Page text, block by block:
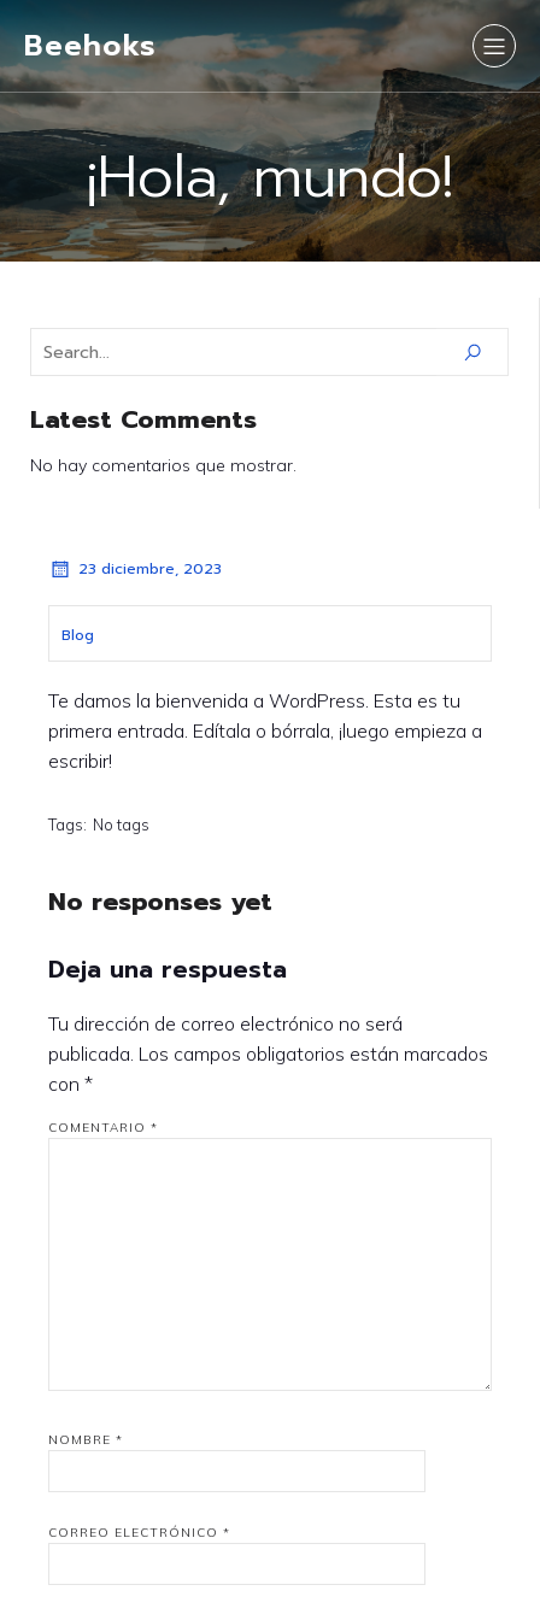
Beehoks
¡Hola, mundo!
Latest Comments
No hay comentarios que mostrar.
23 diciembre, 2023
Blog
Te damos la bienvenida a WordPress. Esta es tu
primera entrada. Edítala o bórrala, ¡luego empieza a
escribir!
Tags: No tags
No responses yet
Deja una respuesta
Tu dirección de correo electrónico no será
publicada. Los campos obligatorios están marcados
con *
COMENTARIO *
NOMBRE *
CORREO ELECTRÓNICO *